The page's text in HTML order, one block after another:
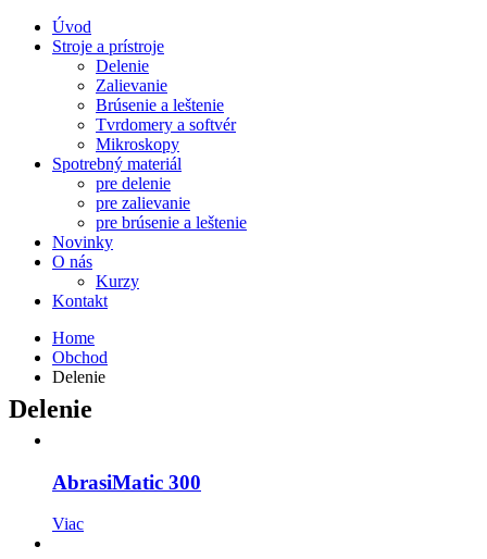
Úvod
Stroje a prístroje
Delenie
Zalievanie
Brúsenie a leštenie
Tvrdomery a softvér
Mikroskopy
Spotrebný materiál
pre delenie
pre zalievanie
pre brúsenie a leštenie
Novinky
O nás
Kurzy
Kontakt
Home
Obchod
Delenie
Delenie
AbrasiMatic 300
Viac